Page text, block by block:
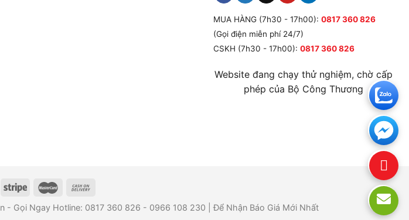
MUA HÀNG (7h30 - 17h00): 0817 360 826
(Gọi điện miễn phí 24/7)
CSKH (7h30 - 17h00): 0817 360 826
Website đang chạy thử nghiệm, chờ cấp
phép của Bộ Công Thương
- Gọi Ngay Hotline: 0817 360 826 - 0966 108 230 | Để Nhận Báo Giá Mới Nhất